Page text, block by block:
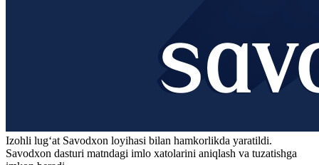
Izohli lugʻat Savodxon loyihasi bilan hamkorlikda yaratildi.
Savodxon dasturi matndagi imlo xatolarini aniqlash va tuzatishga